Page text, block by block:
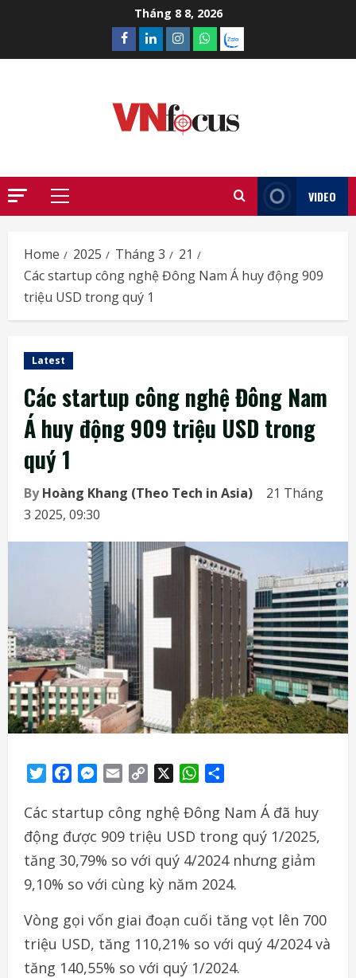
Tháng 8 8, 2026
Facebook
LinkedinInstagram
What’sapp
Zalo
Primary
VIDEO
Home 2025 Tháng 3
21
Các startup công nghệ Đông Nam Á huy động 909
triệu USD trong quý 1
Latest
Các startup công nghệ Đông Nam
Á huy động 909 triệu USD trong
quý 1
ByHoàng Khang (Theo Tech in Asia)
21 Tháng
3 2025, 09:30
TwitterFacebookMessenger
Email
Copy
WhatsApp
Các startup công nghệ Đông Nam Á đã huy
động được 909 triệu USD trong quý 1/2025,
tăng 30,79% so với quý 4/2024 nhưng giảm
9,10% so với cùng kỳ năm 2024.
Vòng gọi vốn giai đoạn cuối tăng vọt lên 700
triệu USD, tăng 110,21% so với quý 4/2024 và
tăng 140,55% so với quý 1/2024.